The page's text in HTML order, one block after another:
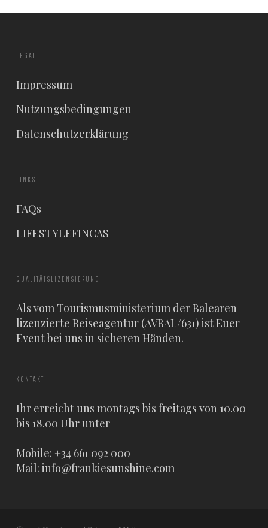
LEGAL
Impressum
Nutzungsbedingungen
Datenschutzerklärung
LINKS
FAQs
LIFESTYLEFINCAS
QUALITÄTSLIZENSIERUNG
Als vom Tourismusministerium der Balearen
lizenzierte Reiseagentur (AVBAL/631) ist Euer
Event bei uns in sicheren Händen.
KONTAKT
Ihr erreicht uns montags bis freitags von 10.00
bis 18.00 Uhr unter
Mobile: +34 661 092 000
Mail: info@frankiesunshine.com